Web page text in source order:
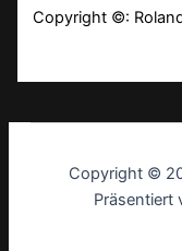
Copyright ©:
Copyright ©
Präsentiert